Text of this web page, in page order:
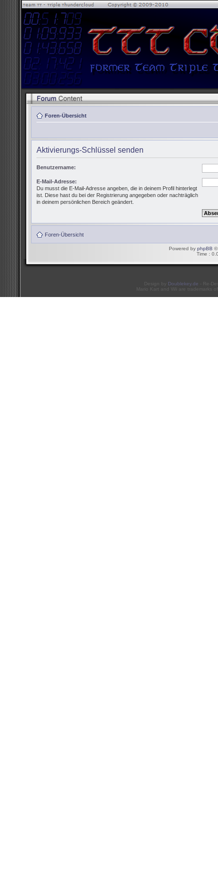
Foren-Übersicht
Aktivierungs-Schlüssel senden
Benutzername:
E-Mail-Adresse:
Du musst die E-Mail-Adresse angeben, die in deinem Profil hinterlegt
ist. Diese hast du bei der Registrierung angegeben oder nachträglich
in deinem persönlichen Bereich geändert.
Foren-Übersicht
Powered by phpBB ©
Time :
Design by Doublekey.de - Re-
Mario Kart and Wii are trademarks